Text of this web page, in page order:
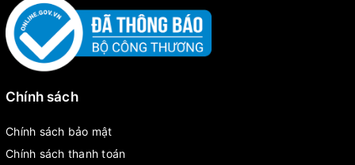
Chính sách
Chính sách bảo mật
Chính sách thanh toán